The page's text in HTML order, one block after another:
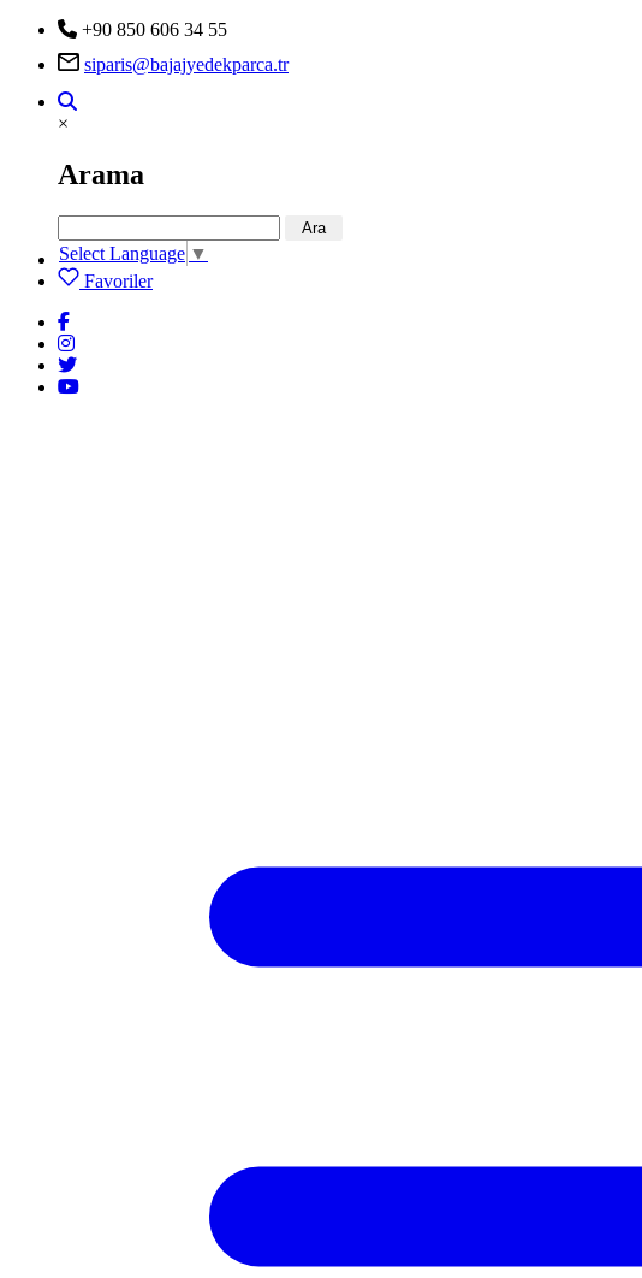
+90 850 606 34 55
siparis@bajajyedekparca.tr
×
Arama
Ara
Select Language ▼
Favoriler